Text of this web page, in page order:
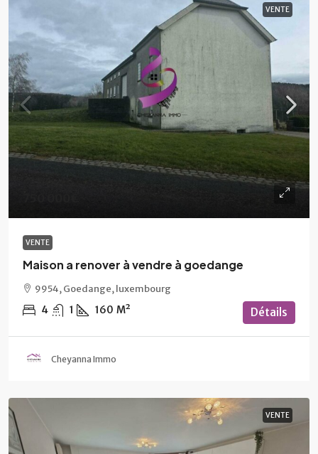
VENTE
VENTE
Maison a renover à vendre à goedange
9954, Goedange, luxembourg
4 1 160 M² Détails
Cheyanna Immo
VENTE